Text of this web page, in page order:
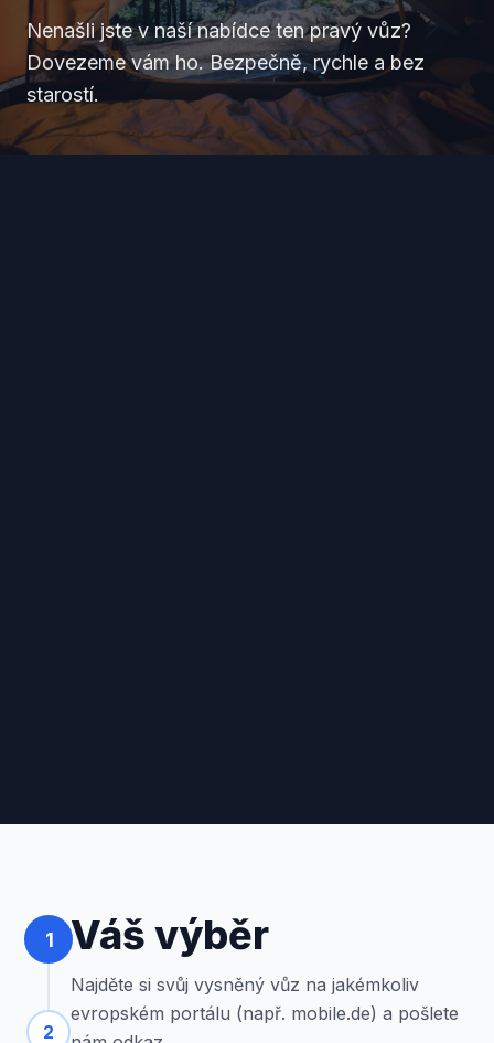
Nenašli jste v naší nabídce ten pravý vůz?
Dovezeme vám ho. Bezpečně, rychle a bez
starostí.
1
2
Váš výběr
Najděte si svůj vysněný vůz na jakémkoliv
evropském portálu (např. mobile.de) a pošlete